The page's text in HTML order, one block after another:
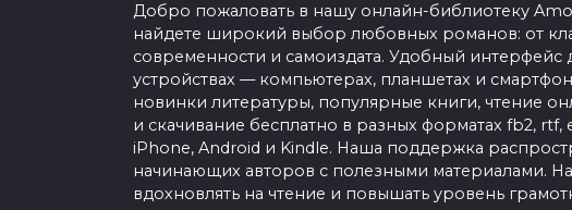
Добро пожаловать в нашу онлайн-библиотеку
найдете широкий выбор любовных романов: от
современности и самоиздата. Удобный интерфейс
устройствах — компьютерах, планшетах и
новинки литературы, популярные книги, чтение
и скачивание бесплатно в разных форматах fb2,
iPhone, Android и Kindle. Наша поддержка
начинающих авторов с полезными материалами.
вдохновлять на чтение и повышать уровень